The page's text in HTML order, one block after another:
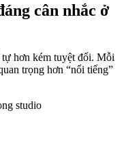
cân nhắc ở
hơn kém tuyệt đối. Mỗi
trọng hơn “nổi tiếng”